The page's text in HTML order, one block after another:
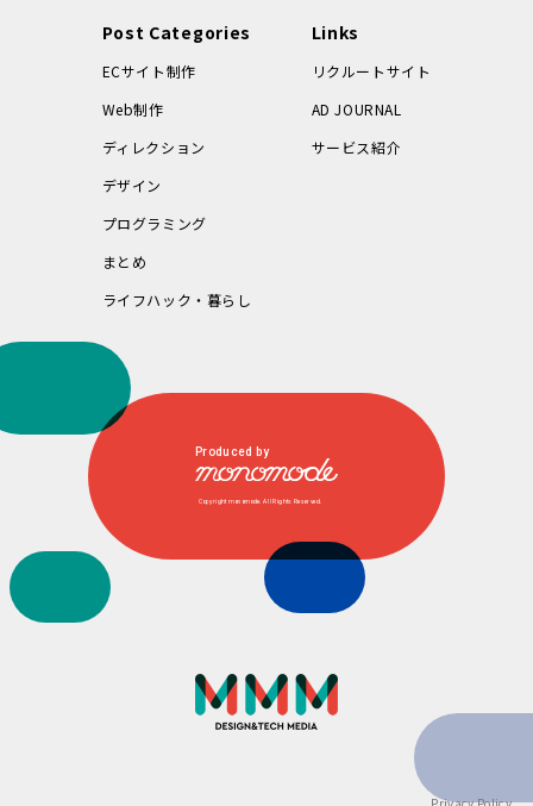
Post Categories
ECサイト制作
Web制作
ディレクション
デザイン
プログラミング
まとめ
ライフハック・暮らし
Links
リクルートサイト
AD JOURNAL
サービス紹介
Produced by
Copyright monomode. All Rights Reserved.